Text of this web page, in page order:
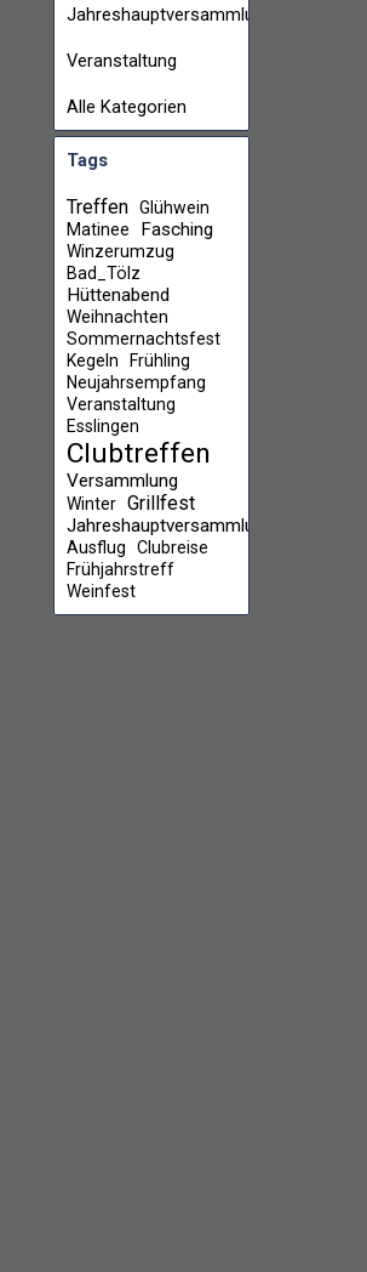
Jahreshauptversammlung
Veranstaltung
Alle Kategorien
Tags
Treffen Glühwein
Matinee
Fasching
Winzerumzug
Bad_Tölz
Hüttenabend
Weihnachten
Sommernachtsfest
Kegeln
Frühling
Neujahrsempfang
Veranstaltung
Esslingen
Clubtreffen
Versammlung
Winter Grillfest
Jahreshauptversammlung
Ausflug
Clubreise
Frühjahrstreff
Weinfest